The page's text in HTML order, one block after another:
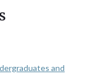
and